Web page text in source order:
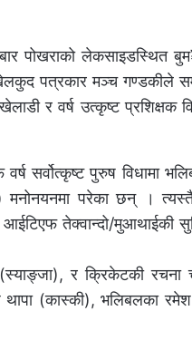
पोखराको लेकसाइडस्थित
खेलकुद पत्रकार मञ्च गण्डकीले
र वर्ष उत्कृष्ट प्रशिक्षक
सर्वोत्कृष्ट पुरुष विधामा
परेका छन् ।
तेक्वान्दो/मुआथाईकी
र क्रिकेटकी रचना
थापा (कास्की), भलिबलका